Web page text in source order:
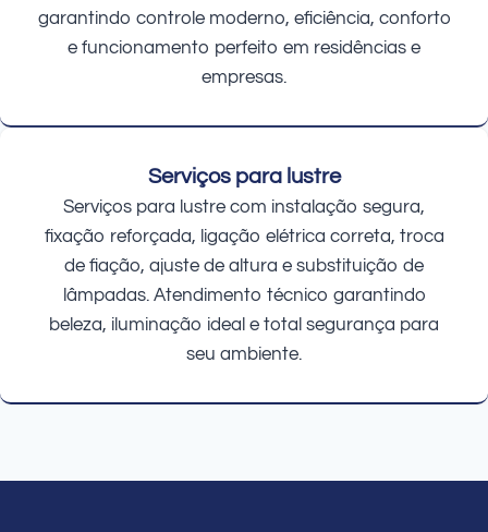
garantindo controle moderno, eficiência, conforto
e funcionamento perfeito em residências e
empresas.
Serviços para lustre
Serviços para lustre com instalação segura,
fixação reforçada, ligação elétrica correta, troca
de fiação, ajuste de altura e substituição de
lâmpadas. Atendimento técnico garantindo
beleza, iluminação ideal e total segurança para
seu ambiente.